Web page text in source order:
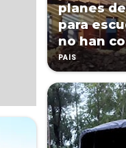
planes
para
no han
PAÍS